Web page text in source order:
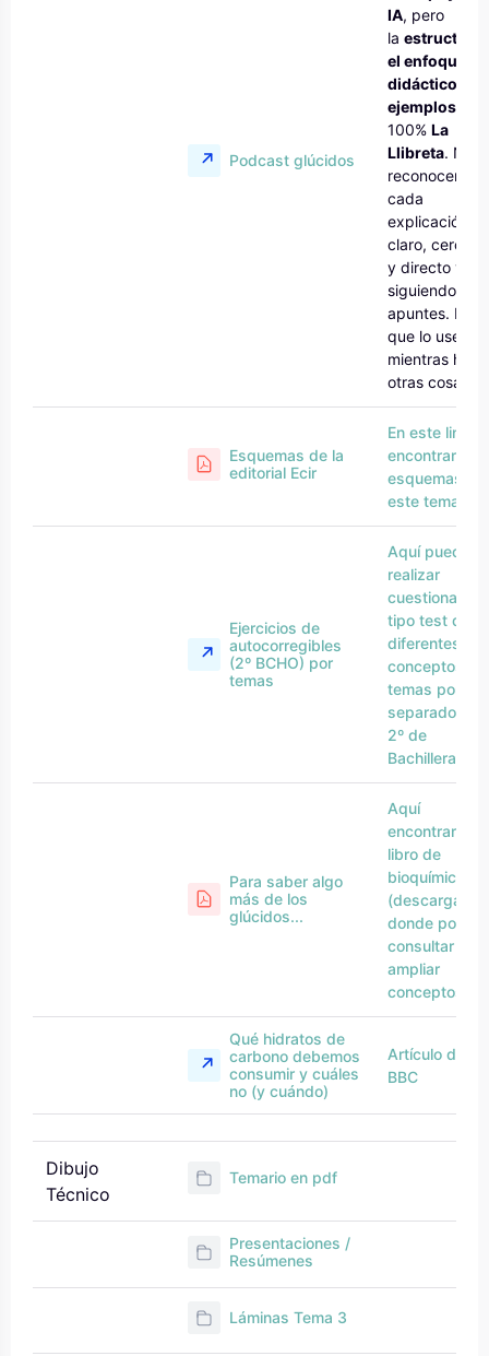
Podcast glúcidos
IA, pero
la estructura,
el enfoque
didáctico y
ejemplos
100% La
Llibreta. Nos
reconocerás
cada
explicación:
claro, cercano
y directo y
siguiendo tus
apuntes. Para
que lo uses
mientras
otras cosas.
Esquemas de la
editorial Ecir
En este link
encontrarás
esquemas de
este tema
Ejercicios de
autocorregibles
(2º BCHO) por
temas
Aquí puedes
realizar
cuestionarios
tipo test de
diferentes
conceptos y
temas por
separado
2º de
Bachillerato)
Para saber algo
más de los
glúcidos...
Aquí
encontrarás
libro de
bioquímica
(descargable)
donde podrás
consultar y
ampliar
conceptos
Qué hidratos de
carbono debemos
consumir y cuáles
no (y cuándo)
Artículo de la
BBC
Dibujo
Técnico
Temario en pdf
Presentaciones /
Resúmenes
Láminas Tema 3